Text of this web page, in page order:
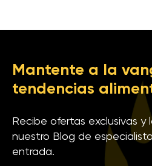
Mantente a la
tendencias
Recibe ofertas exclusivas y
nuestro Blog de
entrada.